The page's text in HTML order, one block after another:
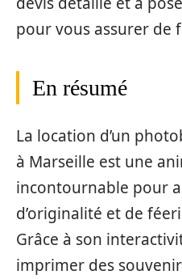
pour vous assurer de
En résumé
La location d’un
à Marseille est une
incontournable pour
d’originalité et de
Grâce à son
imprimer des